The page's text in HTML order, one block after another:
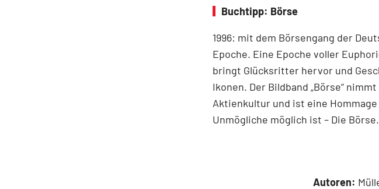
Buchtipp: Börse
1996: mit dem ­Börsen­­gang der
Epoche. Eine Epoche voller
bringt Glücksritter ­hervor und
Ikonen. Der Bildband ­„Börse“
Aktienkultur und ist eine
Unmögliche ­möglich ist – Die Börse.
Autoren: